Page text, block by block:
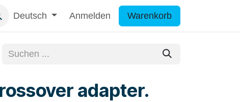
Deutsch Anmelden Warenkorb
adapter.